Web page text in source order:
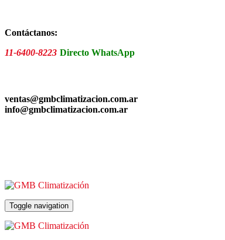
the
Contáctanos:
11-6400-8223 Directo WhatsApp
ventas@gmbclimatizacion.com.ar
info@gmbclimatizacion.com.ar
Toggle navigation